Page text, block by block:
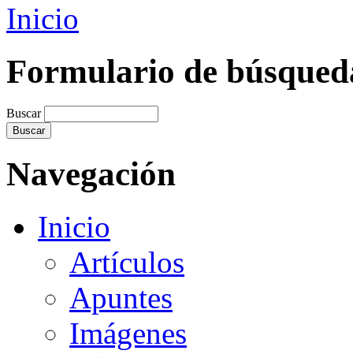
Inicio
Formulario de
Buscar
Navegación
Inicio
Artículos
Apuntes
Imágenes